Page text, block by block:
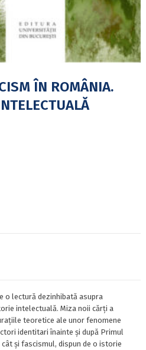
ÎN ROMÂNIA.
o lectură dezinhibată asupra
intelectuală. Miza noii cărți a
teoretice ale unor fenomene
identitari înainte și după Primul
și fascismul, dispun de o istorie